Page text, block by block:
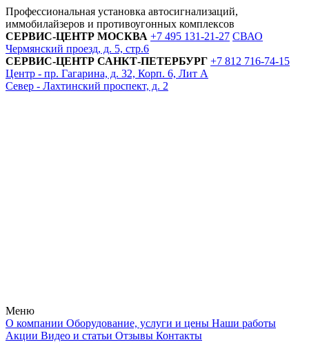
Профессиональная установка автосигнализаций,
иммобилайзеров и противоугонных комплексов
СЕРВИС-ЦЕНТР МОСКВА +7 495 131-21-27 СВАО
Чермянский проезд, д. 5, стр.6
СЕРВИС-ЦЕНТР САНКТ-ПЕТЕРБУРГ +7 812 716-74-15
Центр - пр. Гагарина, д. 32, Корп. 6, Лит А
Север - Лахтинский проспект, д. 2
Меню
О компании Оборудование, услуги и цены Наши работы
Акции Видео и статьи Отзывы Контакты